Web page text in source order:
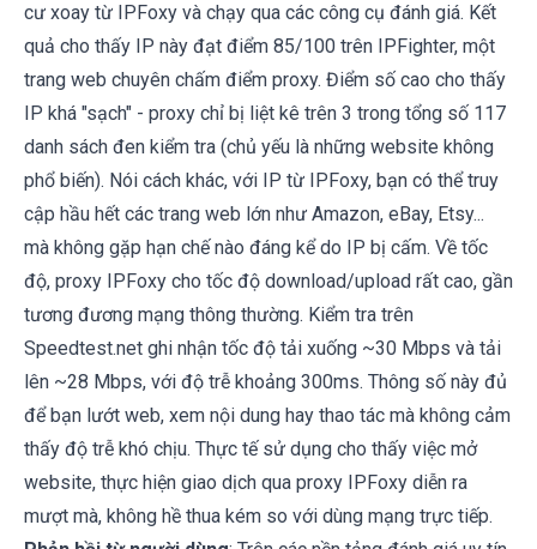
cư xoay từ IPFoxy và chạy qua các công cụ đánh giá. Kết
quả cho thấy IP này đạt điểm 85/100 trên IPFighter, một
trang web chuyên chấm điểm proxy. Điểm số cao cho thấy
IP khá "sạch" - proxy chỉ bị liệt kê trên 3 trong tổng số 117
danh sách đen kiểm tra (chủ yếu là những website không
phổ biến). Nói cách khác, với IP từ IPFoxy, bạn có thể truy
cập hầu hết các trang web lớn như Amazon, eBay, Etsy...
mà không gặp hạn chế nào đáng kể do IP bị cấm. Về tốc
độ, proxy IPFoxy cho tốc độ download/upload rất cao, gần
tương đương mạng thông thường. Kiểm tra trên
Speedtest.net ghi nhận tốc độ tải xuống ~30 Mbps và tải
lên ~28 Mbps, với độ trễ khoảng 300ms. Thông số này đủ
để bạn lướt web, xem nội dung hay thao tác mà không cảm
thấy độ trễ khó chịu. Thực tế sử dụng cho thấy việc mở
website, thực hiện giao dịch qua proxy IPFoxy diễn ra
mượt mà, không hề thua kém so với dùng mạng trực tiếp.